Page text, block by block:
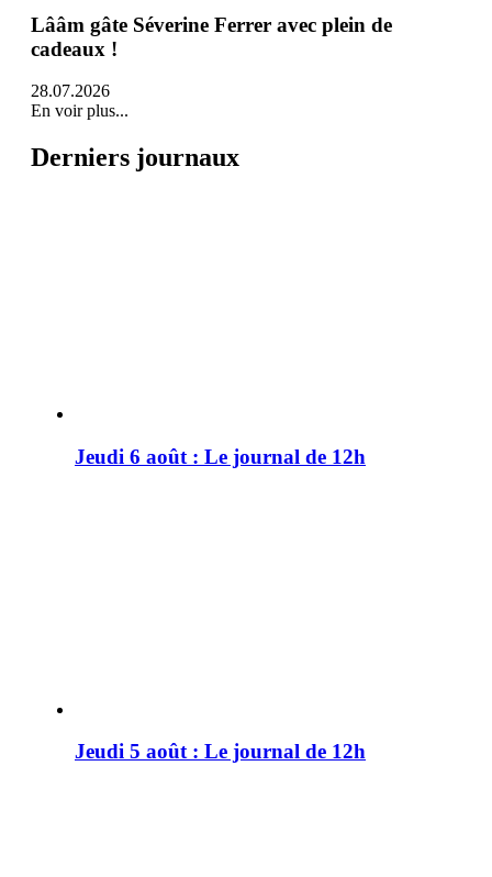
Lââm gâte Séverine Ferrer avec plein de
cadeaux !
28.07.2026
En voir plus...
Derniers journaux
Jeudi 6 août : Le journal de 12h
Jeudi 5 août : Le journal de 12h